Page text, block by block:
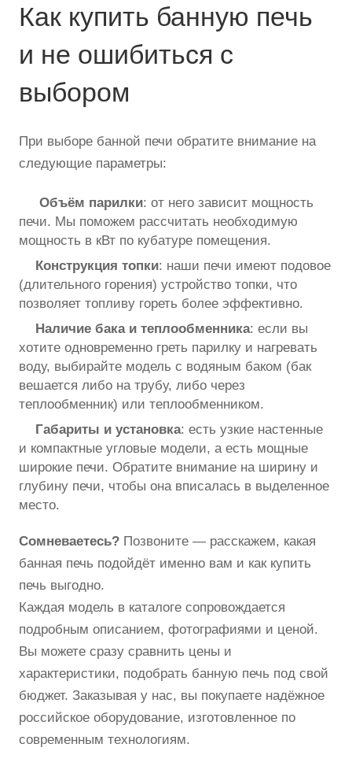
Как купить банную печь
и не ошибиться с
выбором
При выборе банной печи обратите внимание на
следующие параметры:
Объём парилки: от него зависит мощность
печи. Мы поможем рассчитать необходимую
мощность в кВт по кубатуре помещения.
Конструкция топки: наши печи имеют подовое
(длительного горения) устройство топки, что
позволяет топливу гореть более эффективно.
Наличие бака и теплообменника: если вы
хотите одновременно греть парилку и нагревать
воду, выбирайте модель с водяным баком (бак
вешается либо на трубу, либо через
теплообменник) или теплообменником.
Габариты и установка: есть узкие настенные
и компактные угловые модели, а есть мощные
широкие печи. Обратите внимание на ширину и
глубину печи, чтобы она вписалась в выделенное
место.
Сомневаетесь? Позвоните — расскажем, какая
банная печь подойдёт именно вам и как купить
печь выгодно.
Каждая модель в каталоге сопровождается
подробным описанием, фотографиями и ценой.
Вы можете сразу сравнить цены и
характеристики, подобрать банную печь под свой
бюджет. Заказывая у нас, вы покупаете надёжное
российское оборудование, изготовленное по
современным технологиям.